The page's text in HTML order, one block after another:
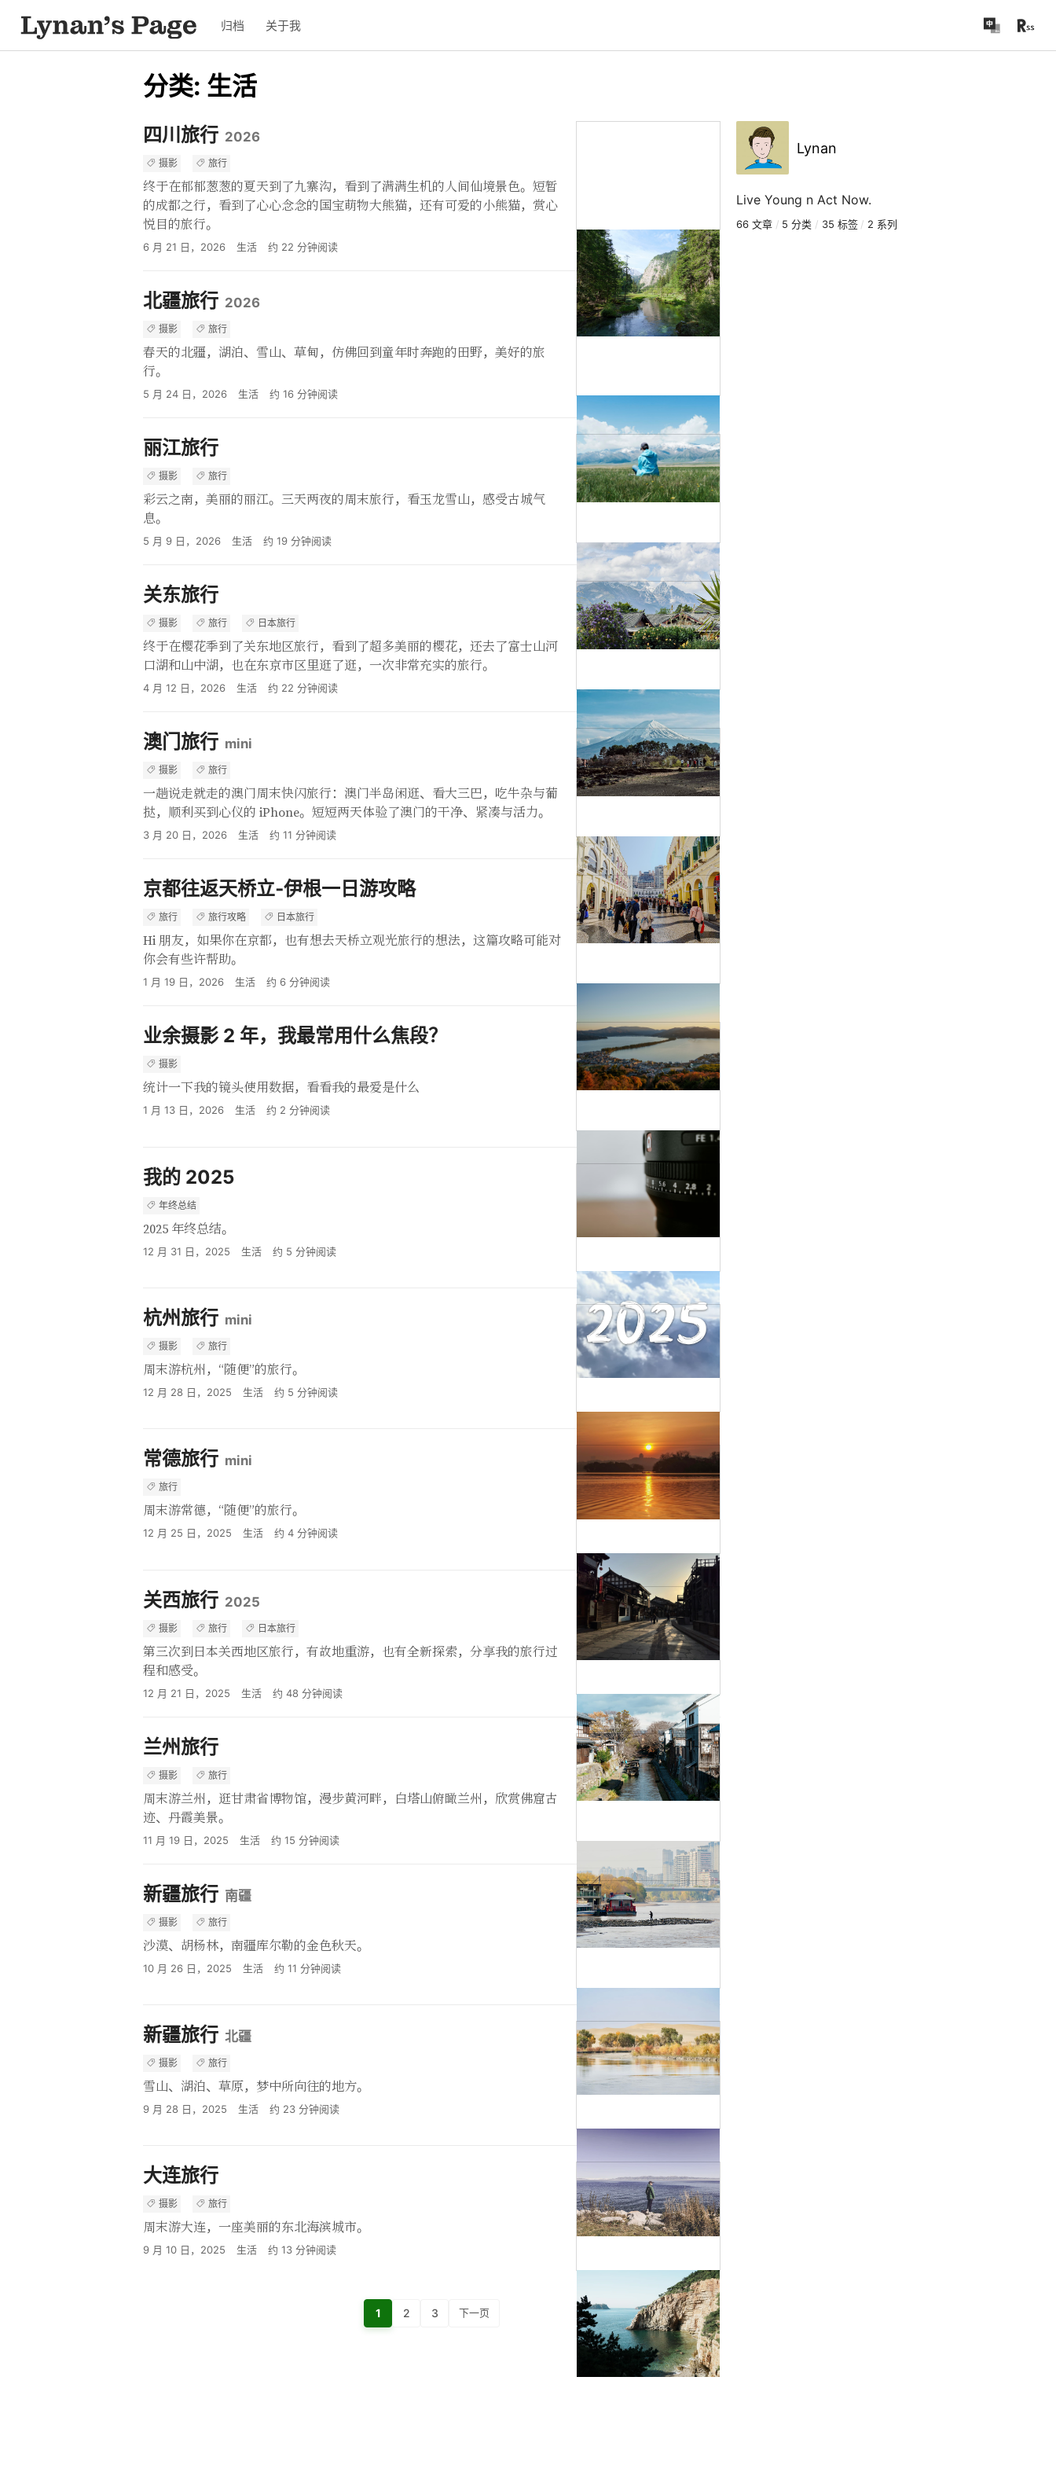
归档 关于我
分类: 生活
四川旅行 2026
摄影 旅行
终于在郁郁葱葱的夏天到了九寨沟，看到了满满生机的人间仙境景色。短暂
的成都之行，看到了心心念念的国宝萌物大熊猫，还有可爱的小熊猫，赏心
悦目的旅行。
6 月 21 日，2026 生活 约 22 分钟阅读
北疆旅行 2026
摄影 旅行
春天的北疆，湖泊、雪山、草甸，仿佛回到童年时奔跑的田野，美好的旅
行。
5 月 24 日，2026 生活 约 16 分钟阅读
丽江旅行
摄影 旅行
彩云之南，美丽的丽江。三天两夜的周末旅行，看玉龙雪山，感受古城气
息。
5 月 9 日，2026 生活 约 19 分钟阅读
关东旅行
摄影 旅行 日本旅行
终于在樱花季到了关东地区旅行，看到了超多美丽的樱花，还去了富士山河
口湖和山中湖，也在东京市区里逛了逛，一次非常充实的旅行。
4 月 12 日，2026 生活 约 22 分钟阅读
澳门旅行 mini
摄影 旅行
一趟说走就走的澳门周末快闪旅行：澳门半岛闲逛、看大三巴，吃牛杂与葡
挞，顺利买到心仪的 iPhone。短短两天体验了澳门的干净、紧凑与活力。
3 月 20 日，2026 生活 约 11 分钟阅读
京都往返天桥立‑伊根一日游攻略
旅行 旅行攻略 日本旅行
Hi 朋友，如果你在京都，也有想去天桥立观光旅行的想法，这篇攻略可能对
你会有些许帮助。
1 月 19 日，2026 生活 约 6 分钟阅读
业余摄影 2 年，我最常用什么焦段？
摄影
统计一下我的镜头使用数据，看看我的最爱是什么
1 月 13 日，2026 生活 约 2 分钟阅读
我的 2025
年终总结
2025 年终总结。
12 月 31 日，2025 生活 约 5 分钟阅读
杭州旅行 mini
摄影 旅行
周末游杭州，“随便”的旅行。
12 月 28 日，2025 生活 约 5 分钟阅读
常德旅行 mini
旅行
周末游常德，“随便”的旅行。
12 月 25 日，2025 生活 约 4 分钟阅读
关西旅行 2025
摄影 旅行 日本旅行
第三次到日本关西地区旅行，有故地重游，也有全新探索，分享我的旅行过
程和感受。
12 月 21 日，2025 生活 约 48 分钟阅读
兰州旅行
摄影 旅行
周末游兰州，逛甘肃省博物馆，漫步黄河畔，白塔山俯瞰兰州，欣赏佛窟古
迹、丹霞美景。
11 月 19 日，2025 生活 约 15 分钟阅读
新疆旅行 南疆
摄影 旅行
沙漠、胡杨林，南疆库尔勒的金色秋天。
10 月 26 日，2025 生活 约 11 分钟阅读
新疆旅行 北疆
摄影 旅行
雪山、湖泊、草原，梦中所向往的地方。
9 月 28 日，2025 生活 约 23 分钟阅读
大连旅行
摄影 旅行
周末游大连，一座美丽的东北海滨城市。
9 月 10 日，2025 生活 约 13 分钟阅读
1 2 3 下一页
Lynan
Live Young n Act Now.
66 文章 / 5 分类 / 35 标签 / 2 系列